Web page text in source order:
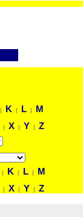
| K | L |
M
| X | Y | Z
| K | L |
M
| X | Y | Z